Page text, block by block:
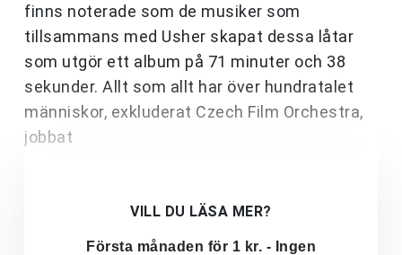
finns noterade som de musiker som
tillsammans med Usher skapat dessa låtar
som utgör ett album på 71 minuter och 38
sekunder. Allt som allt har över hundratalet
människor, exkluderat Czech Film Orchestra,
jobbat
VILL DU LÄSA MER?
Första månaden för 1 kr. - Ingen